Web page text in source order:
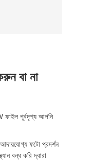
বা না
ফাইল পূর্বদৃশ্য আপনি
আদায়যোগ্য ফটো প্রদর্শন
বন্ধ করি দ্বারা